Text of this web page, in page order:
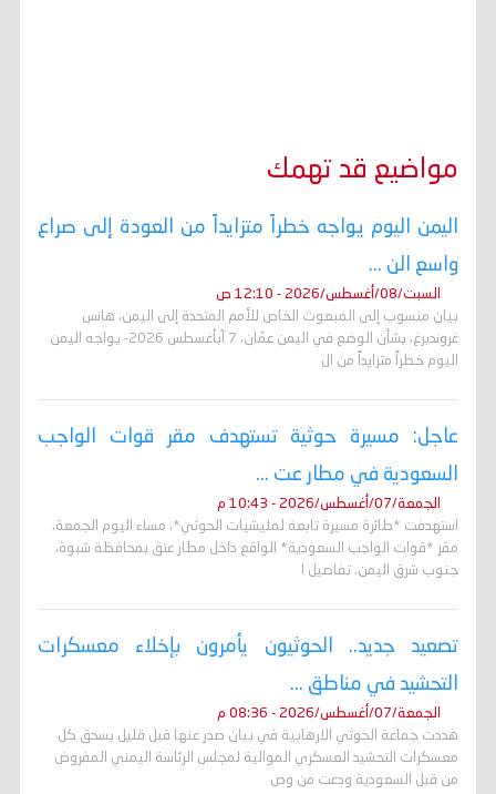
مواضيع قد تهمك
اليمن اليوم يواجه خطراً متزايداً من العودة إلى صراع
واسع الن ...
السبت/08/أغسطس/2026 - 12:10 ص
بيان منسوب إلى المبعوث الخاص للأمم المتحدة إلى اليمن، هانس
غروندبرغ، بشأن الوضع في اليمن عمّان، 7 آبأغسطس 2026- يواجه اليمن
اليوم خطراً متزايداً من ال
عاجل: مسيرة حوثية تستهدف مقر قوات الواجب
السعودية في مطار عت ...
الجمعة/07/أغسطس/2026 - 10:43 م
استهدفت *طائرة مسيرة تابعة لمليشيات الحوثي*، مساء اليوم الجمعة،
مقر *قوات الواجب السعودية* الواقع داخل مطار عتق بمحافظة شبوة،
جنوب شرق اليمن. تفاصيل ا
تصعيد جديد.. الحوثيون يأمرون بإخلاء معسكرات
التحشيد في مناطق ...
الجمعة/07/أغسطس/2026 - 08:36 م
هددت جماعة الحوثي الارهابية في بيان صدر عنها قبل قليل بسحق كل
معسكرات التحشيد العسكري الموالية لمجلس الرئاسة اليمني المفروض
من قبل السعودية ودعت من وص